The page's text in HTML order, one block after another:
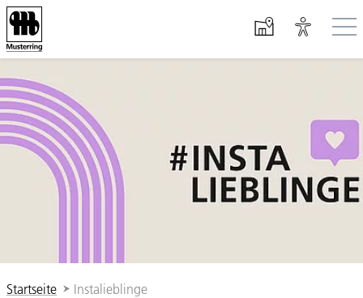
Sie sind hier:
Startseite Instalieblinge